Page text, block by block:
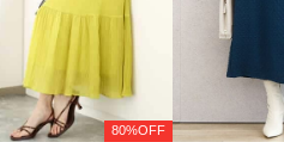
80%OFF